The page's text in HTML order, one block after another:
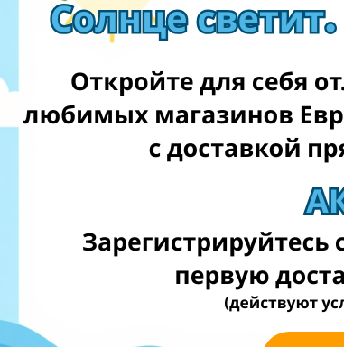
посылок
— консолидация — возможность объединить
отдельных заказа и платить за доставку три
отправить их вместе одним пакетом.
пока все не прибудут, а затем объединяются в
того
стоимость доставки, так как вы платите
так как нужно следить только за одной
в нескольких магазинах, во время